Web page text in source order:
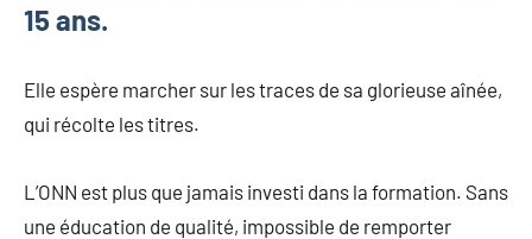
15 ans.
Elle espère marcher sur les traces de sa glorieuse aînée,
qui récolte les titres.
L’ONN est plus que jamais investi dans la formation. Sans
une éducation de qualité, impossible de remporter